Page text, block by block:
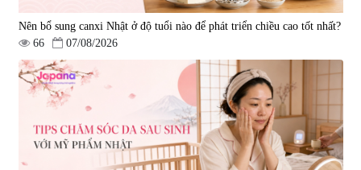
Nên bổ sung canxi Nhật ở độ tuổi nào để phát triển chiều cao tốt nhất?
66
07/08/2026